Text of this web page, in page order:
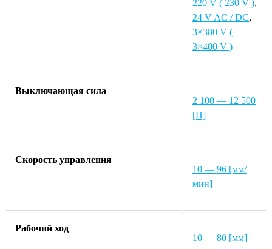
220 V ( 230 V ),
24 V AC / DC,
3×380 V (
3×400 V )
Выключающая сила
2 100 — 12 500
[Н]
Скорость управления
10 — 96 [мм/
мин]
Рабочий ход
10 — 80 [мм]